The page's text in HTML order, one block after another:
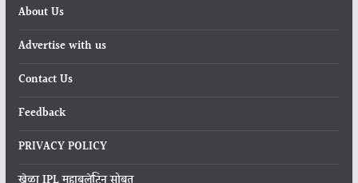
About Us
Advertise with us
Contact Us
Feedback
PRIVACY POLICY